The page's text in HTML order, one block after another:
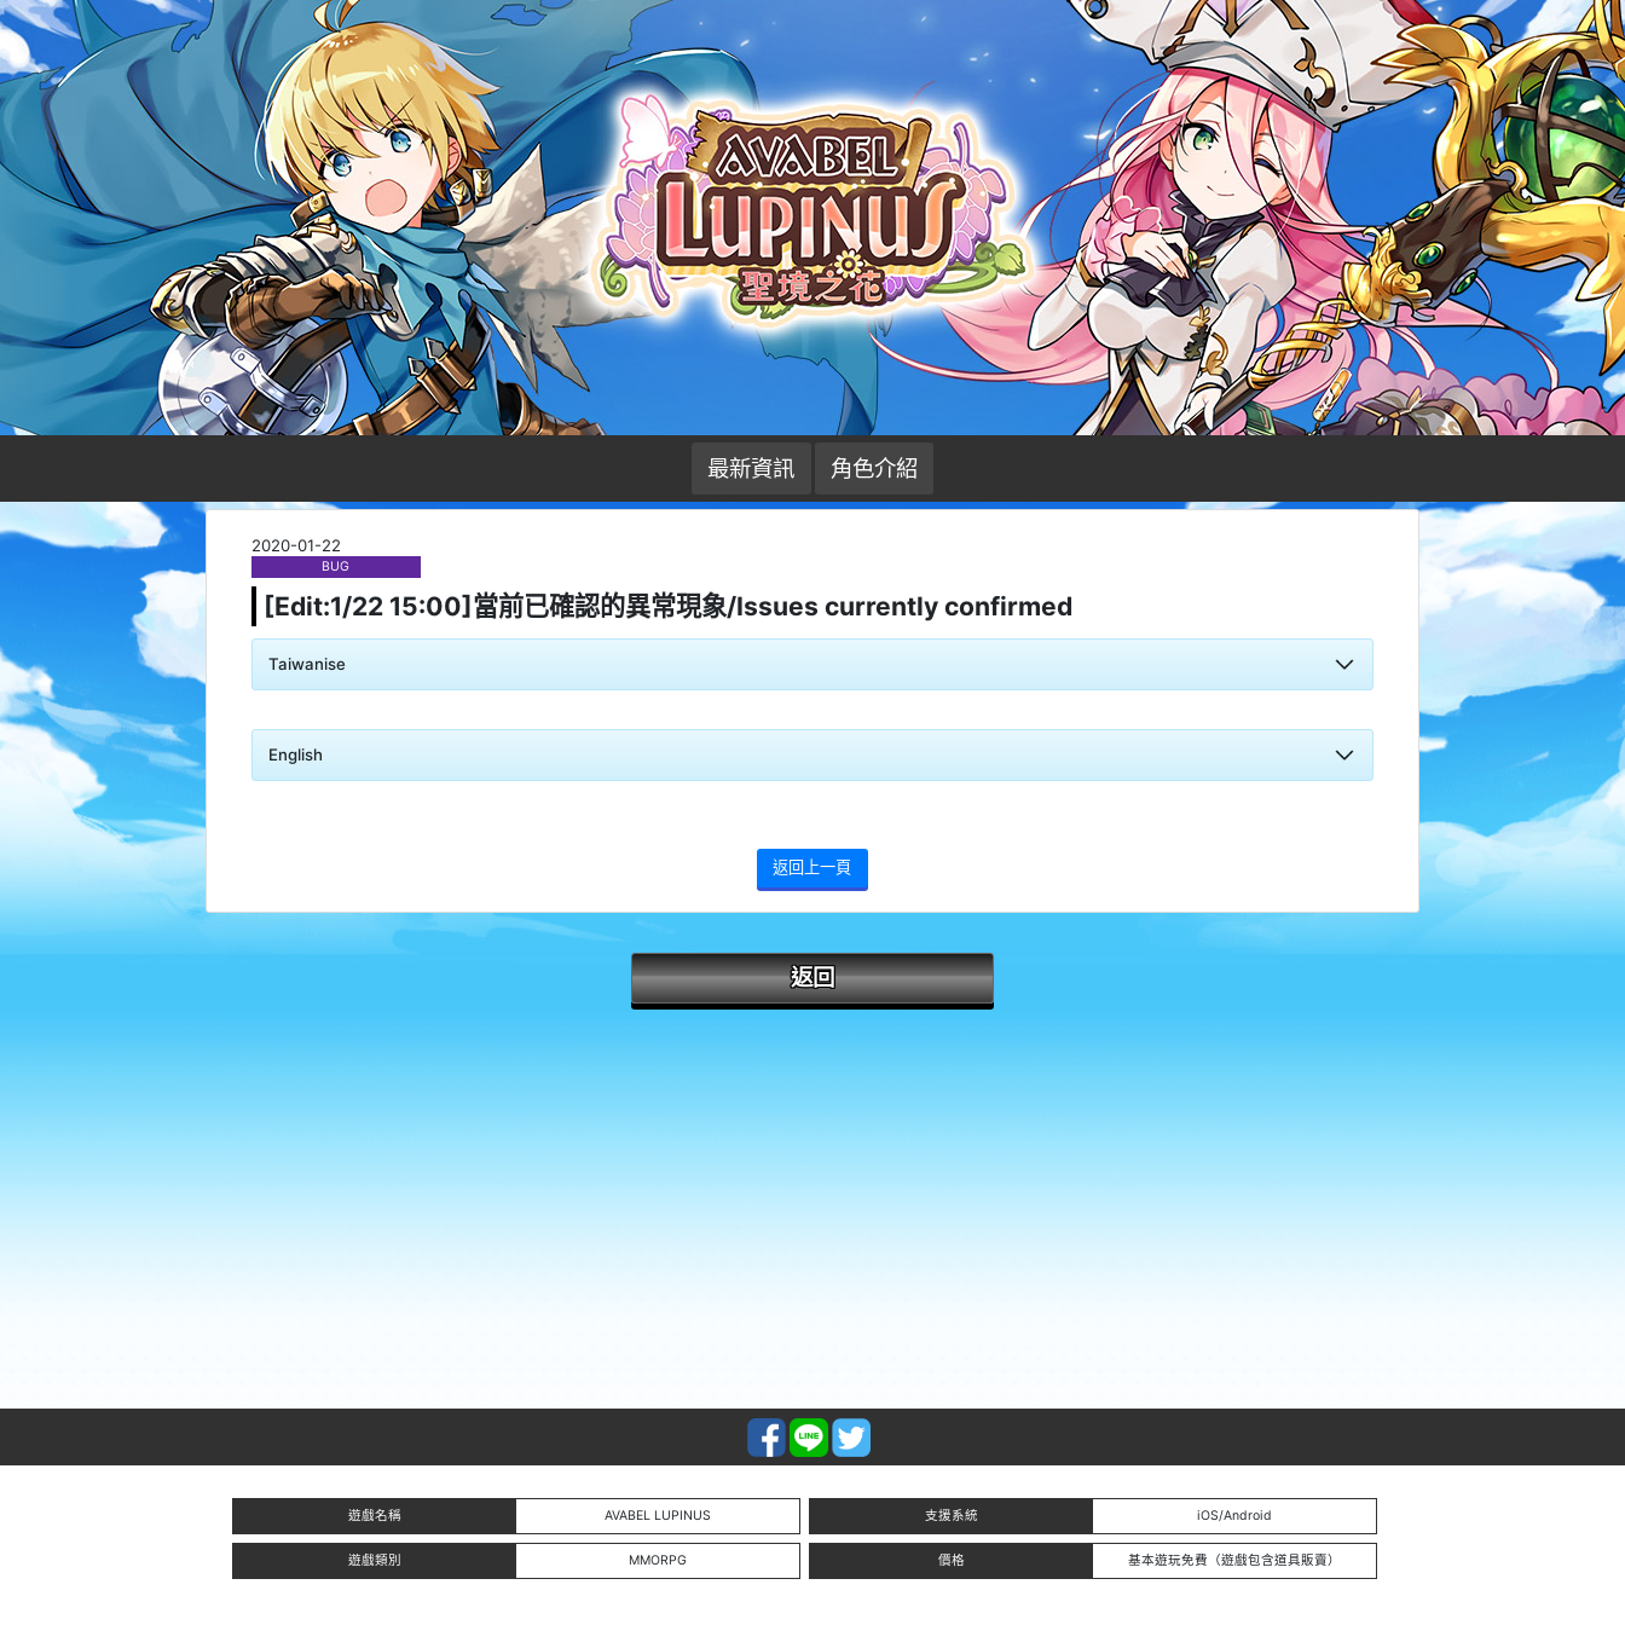
最新資訊 角色介紹
2020-01-22
BUG
[Edit:1/22 15:00]當前已確認的異常現象/Issues currently confirmed
Taiwanise
English
返回上一頁
返回
遊戲名稱 AVABEL LUPINUS 支援系統 iOS/Android
遊戲類別 MMORPG 價格 基本遊玩免費（遊戲包含道具販賣）